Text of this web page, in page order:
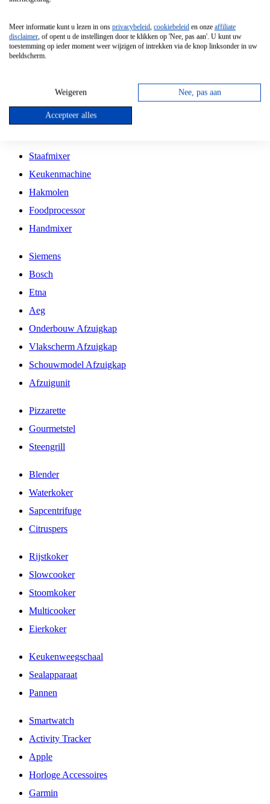
Vrijstaande Magnetron
Vrijstaande Kookplaat
Inbouw Gaskookplaat
Inbouw Keramische Kookplaat
Kookplaat Accessoires
Staafmixer
Keukenmachine
Hakmolen
Foodprocessor
Handmixer
Siemens
Bosch
Etna
Aeg
Onderbouw Afzuigkap
Vlakscherm Afzuigkap
Schouwmodel Afzuigkap
Afzuigunit
Pizzarette
Gourmetstel
Steengrill
Blender
Waterkoker
Sapcentrifuge
Citruspers
Rijstkoker
Slowcooker
Stoomkoker
Multicooker
Eierkoker
Keukenweegschaal
Sealapparaat
Pannen
Smartwatch
Activity Tracker
Apple
Horloge Accessoires
Garmin
Meer informatie kunt u lezen in ons privacybeleid, cookiebeleid en onze affiliate
disclaimer, of opent u de instellingen door te klikken op 'Nee, pas aan'. U kunt uw
toestemming op ieder moment weer wijzigen of intrekken via de knop linksonder in uw
beeldscherm.
Weigeren Nee, pas aan
Accepteer alles